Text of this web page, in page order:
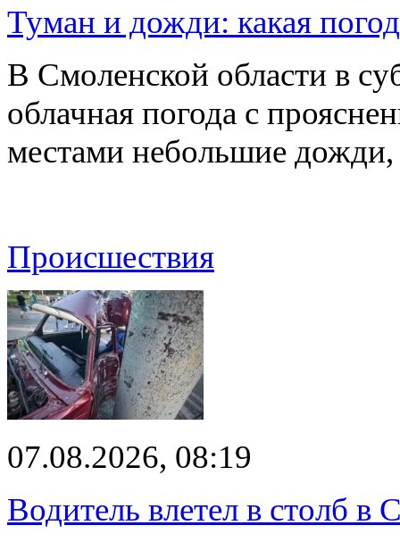
Туман и дожди: какая
В Смоленской области в
облачная погода с
местами небольшие
Происшествия
07.08.2026, 08:19
Водитель влетел в столб в